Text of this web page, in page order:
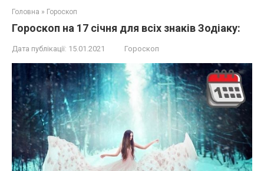
Головна » Гороскоп
Гороскоп на 17 січня для всіх знаків Зодіаку:
Дата публікації: 15.01.2021 Гороскоп